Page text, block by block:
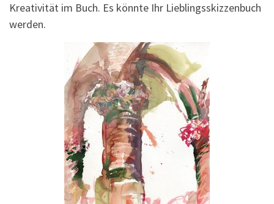
Kreativität im Buch. Es könnte Ihr Lieblingsskizzenbuch
werden.